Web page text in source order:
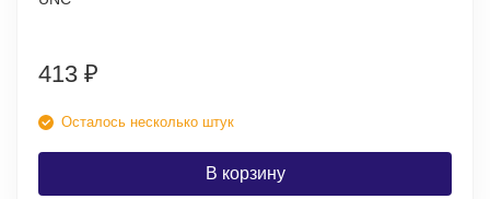
413 ₽
Осталось несколько штук
В корзину